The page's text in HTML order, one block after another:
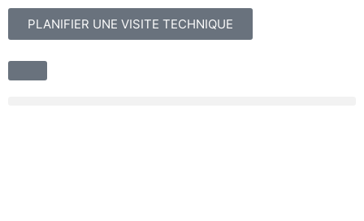
PLANIFIER UNE VISITE TECHNIQUE